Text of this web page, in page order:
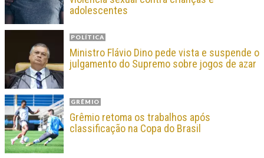
adolescentes
POLÍTICA
Ministro Flávio Dino pede vista e suspende o
julgamento do Supremo sobre jogos de azar
GRÊMIO
Grêmio retoma os trabalhos após
classificação na Copa do Brasil